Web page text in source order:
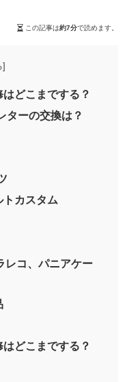
この記事は約7分で読めます。
どこまでする？
ターの交換は？
カスタム
レコ、パニアケー
どこまでする？